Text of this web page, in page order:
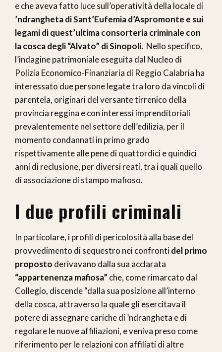
e che aveva fatto luce sull’operatività della locale di
’ndrangheta di Sant’Eufemia d’Aspromonte e sui
legami di quest’ultima consorteria criminale con
la cosca degli “Alvato” di Sinopoli. Nello specifico,
l’indagine patrimoniale eseguita dal Nucleo di
Polizia Economico-Finanziaria di Reggio Calabria ha
interessato due persone legate tra loro da vincoli di
parentela, originari del versante tirrenico della
provincia reggina e con interessi imprenditoriali
prevalentemente nel settore dell’edilizia, per il
momento condannati in primo grado
rispettivamente alle pene di quattordici e quindici
anni di reclusione, per diversi reati, tra i quali quello
di associazione di stampo mafioso.
I due profili criminali
In particolare, i profili di pericolosità alla base del
provvedimento di sequestro nei confrontidel primo
proposto derivavano dalla sua acclarata
“appartenenza mafiosa” che, come rimarcato dal
Collegio, discende “dalla sua posizione all’interno
della cosca, attraverso la quale gli esercitava il
potere di assegnare cariche di ’ndrangheta e di
regolare le nuove affiliazioni, e veniva preso come
riferimento per le relazioni con affiliati di altre